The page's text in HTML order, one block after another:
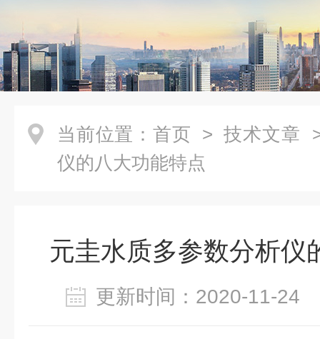
当前位置： 首页 > 技术文章
仪的八大功能特点
元圭水质多参数分析仪
更新时间：2020-11-